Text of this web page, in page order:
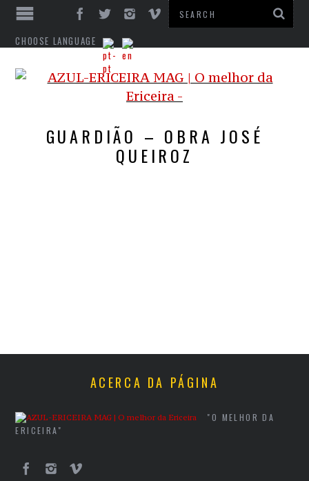
CHOOSE LANGUAGE
GUARDIÃO – OBRA JOSÉ
QUEIROZ
ACERCA DA PÁGINA
"O MELHOR DA
ERICEIRA"